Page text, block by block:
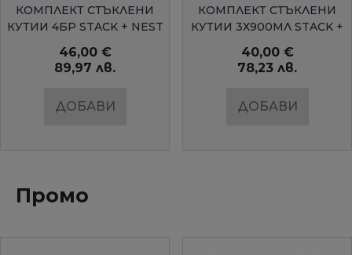
БЪРЗ ПРЕГЛЕД
КОМПЛЕКТ СТЪКЛЕНИ
КУТИИ 4БР STACK + NEST
46,00 €
89,97 лв.
ДОБАВИ
БЪРЗ ПРЕГЛЕД
КОМПЛЕКТ СТЪКЛЕНИ
КУТИИ 3Х900МЛ STACK +
40,00 €
78,23 лв.
ДОБАВИ
Промо